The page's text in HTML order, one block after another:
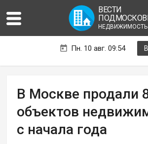
ВЕСТИ
НЕДВИЖИМОСТЬ
Пн. 10 авг. 09:54
В Москве продали
объектов
с начала года